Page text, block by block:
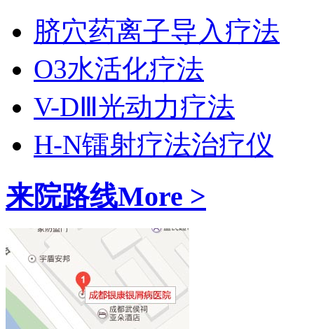
脐穴药离子导入疗法
O3水活化疗法
V-DⅢ光动力疗法
H-N镭射疗法治疗仪
来院路线More >